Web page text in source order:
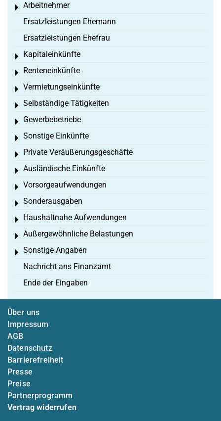
Arbeitnehmer
Toggle menu
Ersatzleistungen Ehemann
Ersatzleistungen Ehefrau
Kapitaleinkünfte
Toggle menu
Renteneinkünfte
Toggle menu
Vermietungseinkünfte
Toggle menu
Selbständige Tätigkeiten
Toggle menu
Gewerbebetriebe
Toggle menu
Sonstige Einkünfte
Toggle menu
Private Veräußerungsgeschäfte
Toggle menu
Ausländische Einkünfte
Toggle menu
Vorsorgeaufwendungen
Toggle menu
Sonderausgaben
Toggle menu
Haushaltnahe Aufwendungen
Toggle menu
Außergewöhnliche Belastungen
Toggle menu
Sonstige Angaben
Toggle menu
Nachricht ans Finanzamt
Ende der Eingaben
Über uns
Impressum
AGB
Datenschutz
Barrierefreiheit
Presse
Preise
Partnerprogramm
Vertrag widerrufen